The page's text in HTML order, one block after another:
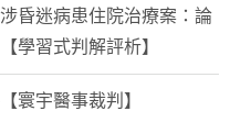
昏迷病患住院治療案：論
學習式判解評析】
寰宇醫事裁判】